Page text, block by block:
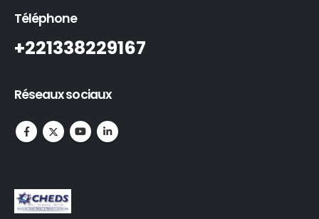
Téléphone
+221338229167
Réseaux sociaux